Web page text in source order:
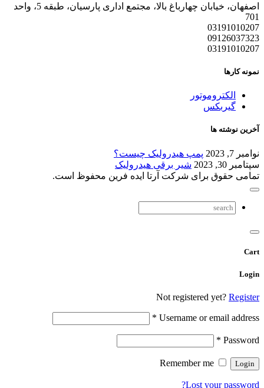
اصفهان، خیابان چهارباغ بالا، مجتمع اداری پارسیان، طبقه 5، واحد
701
03191010207
09126037323
03191010207
نمونه کارها
الکتروموتور
گیربکس
آخرین نوشته ها
نوامبر 7, 2023
پمپ هیدرولیک چیست؟
سپتامبر 30, 2023
شیر برقی هیدرولیک
تمامی حقوق برای شرکت آرتا ایده فرین محفوظ است.
Cart
Login
Not registered yet? Register
Username or email address
*
Password
*
Lost your password?